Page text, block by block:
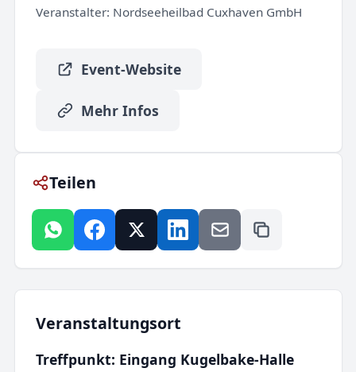
Veranstalter: Nordseeheilbad Cuxhaven GmbH
Event-Website
Mehr Infos
Teilen
Veranstaltungsort
Treffpunkt: Eingang Kugelbake-Halle